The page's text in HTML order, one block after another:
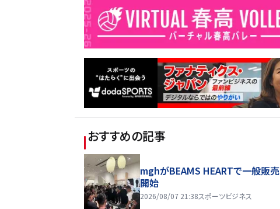
おすすめの記事
mghがBEAMS HEARTで一般販売
開始
2026/08/07 21:38スポーツビジネス